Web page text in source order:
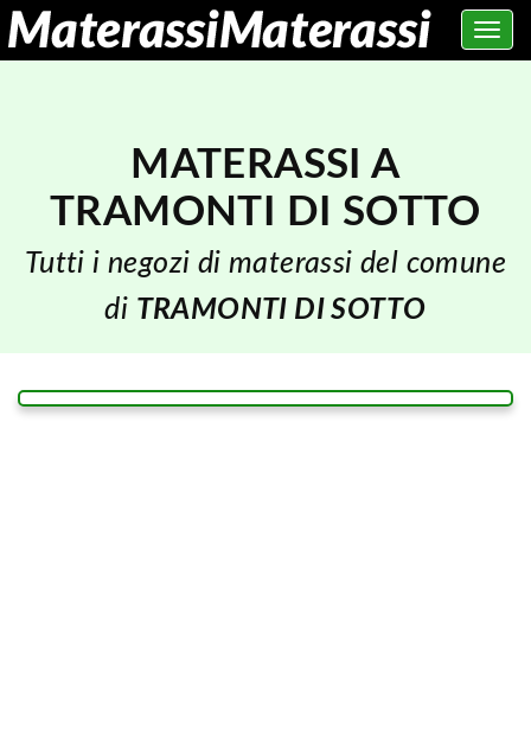
Toggle
MATERASSI A
TRAMONTI DI SOTTO
Tutti i negozi di materassi del comune
di TRAMONTI DI SOTTO